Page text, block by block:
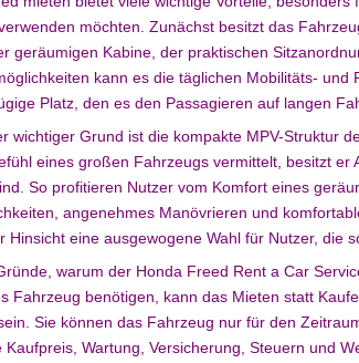
möchten. Zunächst besitzt das
geräumigen Kabine, der praktischen
kann es die täglichen Mobilitäts-
Platz, den es den Passagieren auf langen
wichtiger Grund ist die kompakte MPV-Struktur
eines großen Fahrzeugs vermittelt, besitzt
So profitieren Nutzer vom Komfort eines
angenehmes Manövrieren und
Hinsicht eine ausgewogene Wahl für Nutzer, die
warum der Honda Freed Rent a Car
Fahrzeug benötigen, kann das Mieten statt
Sie können das Fahrzeug nur für den
Kaufpreis, Wartung, Versicherung, Steuern und